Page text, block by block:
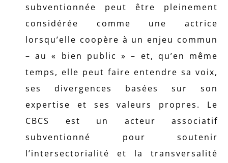
subventionnée peut être pleinement
considérée comme une actrice
lorsqu’elle coopère à un enjeu commun
– au « bien public » – et, qu’en même
temps, elle peut faire entendre sa voix,
ses divergences basées sur son
expertise et ses valeurs propres. Le
CBCS est un acteur associatif
subventionné pour soutenir
l’intersectorialité et la transversalité